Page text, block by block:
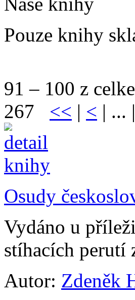
Pouze knihy
91 – 100 z
267 << | < | ... |
Osudy
Vydáno u
stíhacích perutí
Autor: Zdeněk